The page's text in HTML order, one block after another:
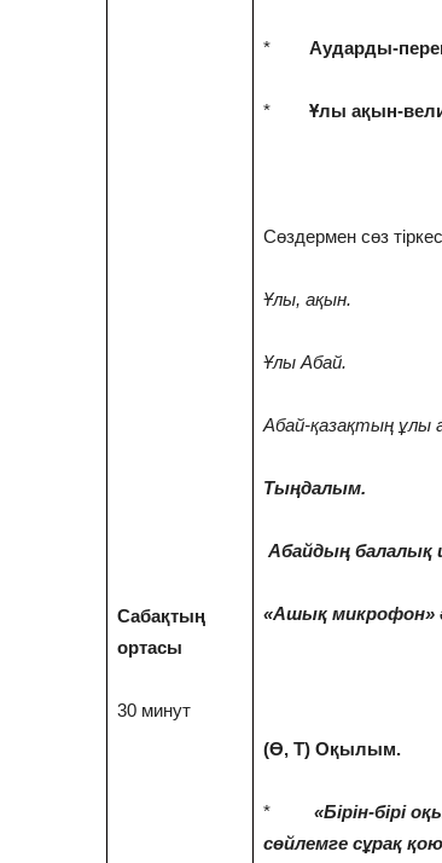
Сабақтың
ортасы
30 минут
* Аударды-
* Ұлы ақын-
Сөздермен сөз
Ұлы, ақын.
Ұлы Абай.
Абай-қазақтың ұлы
Тыңдалым.
Абайдың балалық
«Ашық микрофон»
(Ө, Т) Оқылым.
*
«Бiрiн-бiрi
сөйлемге сұрақ